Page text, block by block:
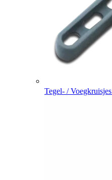
Tegel- / Voegkruisjes